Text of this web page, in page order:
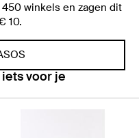
winkels en zagen dit
10.
voor je